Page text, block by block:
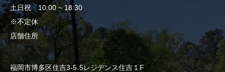
土日祝 10:00 ~ 18:30
※不定休
店舗住所
福岡市博多区住吉3-5₋5レジデンス住吉１F